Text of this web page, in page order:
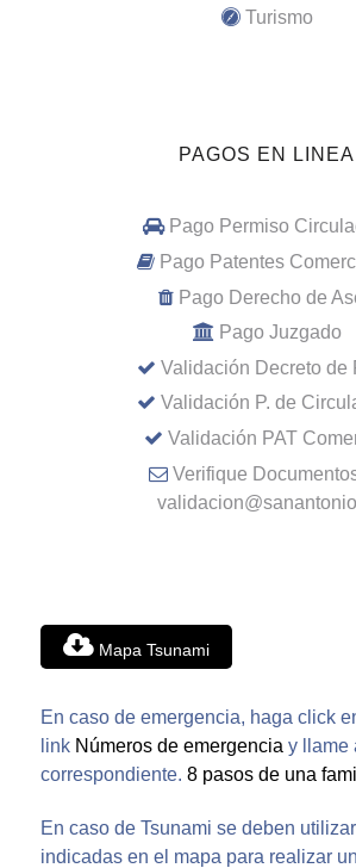
Turismo
PAGOS EN LINEA
Pago Permiso
Pago Patentes
Pago Derecho de
Pago Juzgado
Validación Decreto de
Validación P. de
Validación PAT
Verifique
Mapa Tsunami
En caso de emergencia, haga click
link Números de emergencia y llame
correspondiente. 8 pasos de una
En caso de Tsunami se deben
indicadas en el mapa para realizar